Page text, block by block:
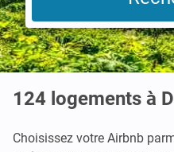
124 logements à
Choisissez votre Airbnb